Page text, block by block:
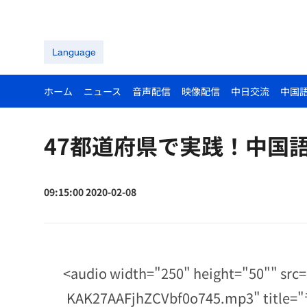
Language
ホーム ニュース 音声配信 映像配信 中日交流 中国
47都道府県で実践！中国
09:15:00 2020-02-08
<audio width="250" height="50""
KAK27AAFjhZCVbf0o745.mp3"